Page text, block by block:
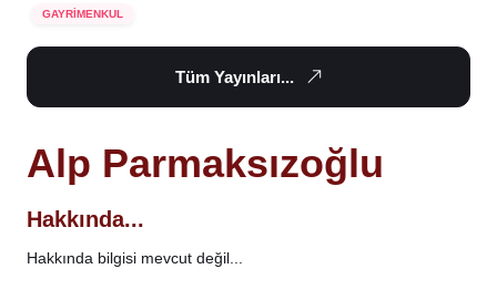
GAYRİMENKUL
Tüm Yayınları...
Alp Parmaksızoğlu
Hakkında...
Hakkında bilgisi mevcut değil...